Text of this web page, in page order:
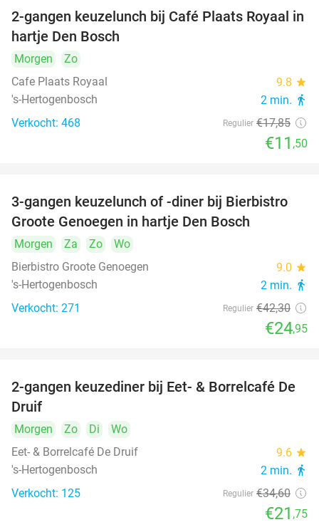
36%
2-gangen keuzelunch bij Café Plaats Royaal in
hartje Den Bosch
Morgen
Zo
Cafe Plaats Royaal
9.8 star
's-Hertogenbosch 2 min. directions_walk
Verkocht: 468 Regulier €17,85
€11 ,50
41%
3-gangen keuzelunch of -diner bij Bierbistro
Groote Genoegen in hartje Den Bosch
Morgen Za Zo
Wo
Bierbistro Groote Genoegen
9.0 star
's-Hertogenbosch 2 min. directions_walk
Verkocht: 271 Regulier €42,30
€24,95
37%
2-gangen keuzediner bij Eet- & Borrelcafé De
Druif
Morgen Zo Di
Wo
Eet- & Borrelcafé De Druif
9.6 star
's-Hertogenbosch 2 min. directions_walk
Verkocht: 125 Regulier €34,60
€21 ,75